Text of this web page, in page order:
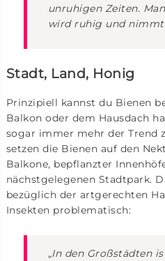
unruhigen Zeiten.
wird ruhig und nimmt
Stadt, Land, Honig
Prinzipiell kannst du Bienen
Balkon oder dem Hausdach
sogar immer mehr der Trend
setzen die Bienen auf den
Balkone, bepflanzter
nächstgelegenen Stadtpark.
bezüglich der artgerechten
Insekten problematisch:
„In den Großstädten